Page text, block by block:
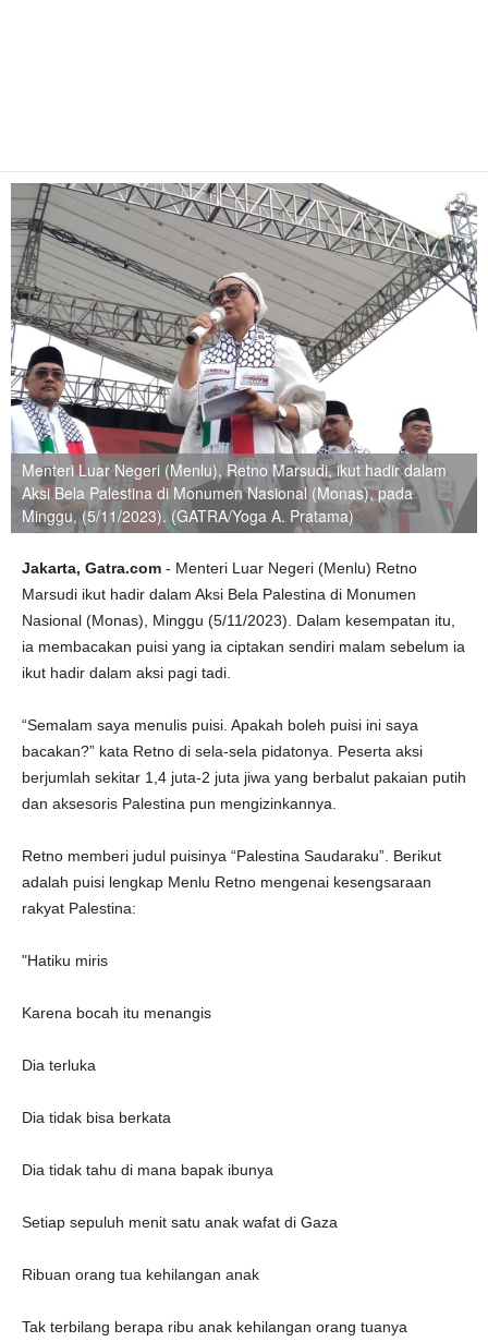
Menteri Luar Negeri (Menlu), Retno Marsudi, ikut hadir dalam
Aksi Bela Palestina di Monumen Nasional (Monas), pada
Minggu, (5/11/2023). (GATRA/Yoga A. Pratama)
Jakarta, Gatra.com - Menteri Luar Negeri (Menlu) Retno
Marsudi ikut hadir dalam Aksi Bela Palestina di Monumen
Nasional (Monas), Minggu (5/11/2023). Dalam kesempatan itu,
ia membacakan puisi yang ia ciptakan sendiri malam sebelum ia
ikut hadir dalam aksi pagi tadi.
“Semalam saya menulis puisi. Apakah boleh puisi ini saya
bacakan?” kata Retno di sela-sela pidatonya. Peserta aksi
berjumlah sekitar 1,4 juta-2 juta jiwa yang berbalut pakaian putih
dan aksesoris Palestina pun mengizinkannya.
Retno memberi judul puisinya “Palestina Saudaraku”. Berikut
adalah puisi lengkap Menlu Retno mengenai kesengsaraan
rakyat Palestina:
"Hatiku miris
Karena bocah itu menangis
Dia terluka
Dia tidak bisa berkata
Dia tidak tahu di mana bapak ibunya
Setiap sepuluh menit satu anak wafat di Gaza
Ribuan orang tua kehilangan anak
Tak terbilang berapa ribu anak kehilangan orang tuanya